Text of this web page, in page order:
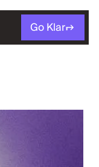
Go Klar